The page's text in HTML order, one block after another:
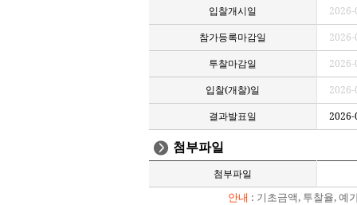
입찰개시일
참가등록마감일
투찰마감일
입찰(개찰)일
결과발표일
2026-
첨부파일
첨부파일
안내 : 기초금액, 투찰율, 예